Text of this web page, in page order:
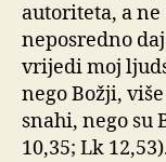
autoriteta, a
neposredno
vrijedi moj
nego Božji,
snahi, nego su
10,35; Lk